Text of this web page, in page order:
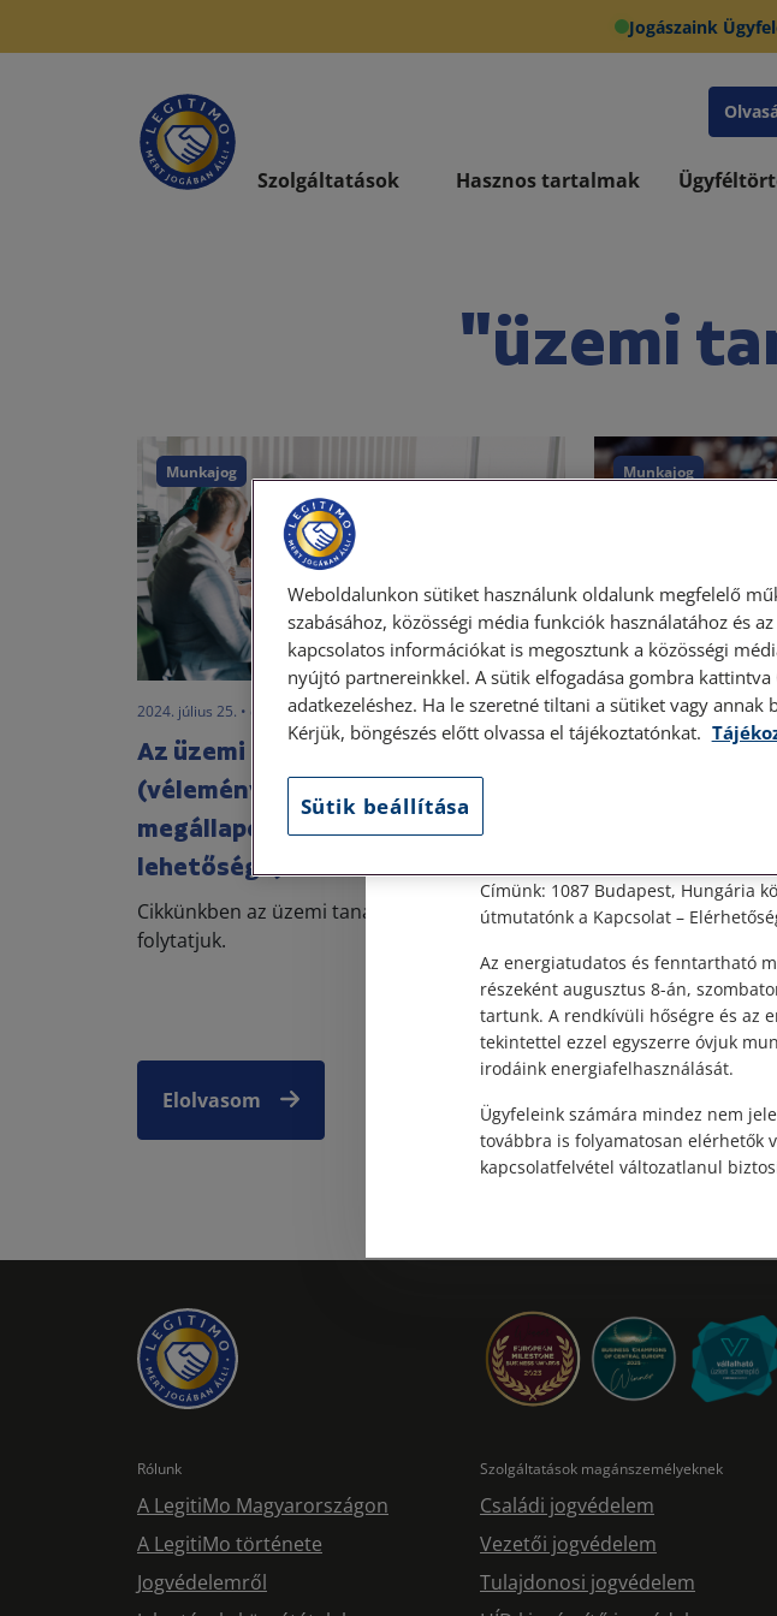
Jogászaink
Szolgáltatások Hasznos tartalmak
"üzemi
Munkajog
2024. július 25. • dr. Szalai Krisztina
Az üzemi tanács jogai II.
(véleményezési jog és üzemi
megállapodás kötésének
lehetősége)
Cikkünkben az üzemi tanács jogainak kifejtését
folytatjuk.
Elolvasom
Munkajog
2024. július 24. • dr. Szalai
Az üzemi
Cikkünkben az
bejegyzésünkben
Rólunk
A LegitiMo Magyarországon
A LegitiMo története
Jogvédelemről
Szolgáltatások magánszemélyeknek
Családi jogvédelem
Vezetői jogvédelem
Tulajdonosi jogvédelem
Személyes
Tisztelt Ügyfeleink!
Személyes ügyfélszolgálatunk
Címünk: 1087 Budapest, Hungária
útmutatónk a Kapcsolat –
Az energiatudatos és fenntartható
részeként augusztus 8-án,
tartunk. A rendkívüli hőségre és az
tekintettel ezzel egyszerre óvjuk
irodáink energiafelhasználását.
Ügyfeleink számára mindez nem
továbbra is folyamatosan elérhetők
kapcsolatfelvétel változatlanul
Weboldalunkon sütiket használunk oldalunk megfelelő
szabásához, közösségi média funkciók használatához és
kapcsolatos információkat is megosztunk a közösségi
nyújtó partnereinkkel. A sütik elfogadása gombra
adatkezeléshez. Ha le szeretné tiltani a sütiket vagy
Kérjük, böngészés előtt olvassa el tájékoztatónkat.
Sütik beállítása